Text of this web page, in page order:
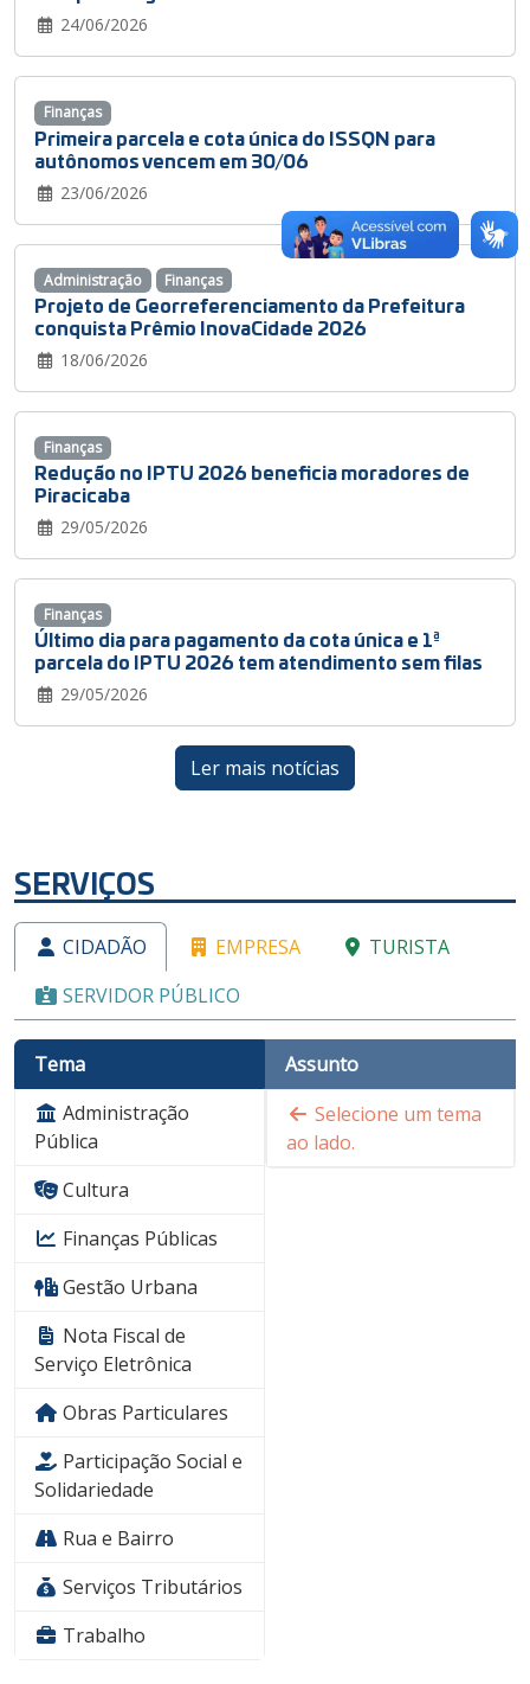
24/06/2026
Primeira parcela e cota única do ISSQN para
autônomos vencem em 30/06
23/06/2026
Finanças
Projeto de Georreferenciamento da Prefeitura
conquista Prêmio InovaCidade 2026
18/06/2026
Administração Finanças
Redução no IPTU 2026 beneficia moradores de
Piracicaba
29/05/2026
Finanças
Último dia para pagamento da cota única e 1ª
parcela do IPTU 2026 tem atendimento sem filas
29/05/2026
Finanças
Ler mais notícias
SERVIÇOS
CIDADÃO EMPRESA
TURISTA
SERVIDOR PÚBLICO
Tema
Administração
Pública
Cultura
Finanças Públicas
Gestão Urbana
Nota Fiscal de
Serviço Eletrônica
Obras Particulares
Participação Social e
Solidariedade
Rua e Bairro
Serviços Tributários
Trabalho
Assunto
Selecione um tema
ao lado.